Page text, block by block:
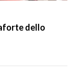
dello